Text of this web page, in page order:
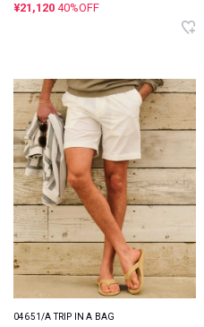
¥21,120 40%OFF
04651/A TRIP IN A BAG